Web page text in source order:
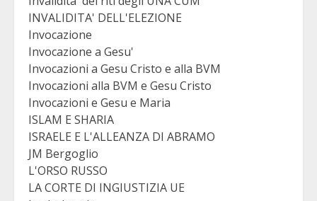
INVALIDITA' DELL'ELEZIONE
Invocazione
Invocazione a Gesu'
Invocazioni a Gesu Cristo e alla BVM
Invocazioni alla BVM e Gesu Cristo
Invocazioni e Gesu e Maria
ISLAM E SHARIA
ISRAELE E L'ALLEANZA DI ABRAMO
JM Bergoglio
L'ORSO RUSSO
LA CORTE DI INGIUSTIZIA UE